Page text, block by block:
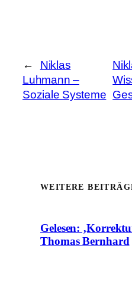
←
Niklas
Luhmann –
Soziale Systeme
WEITERE
Gelesen:
Thomas Bernhard